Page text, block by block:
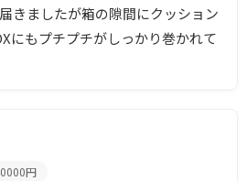
きましたが箱の隙間にクッション
にもプチプチがしっかり巻かれて
円